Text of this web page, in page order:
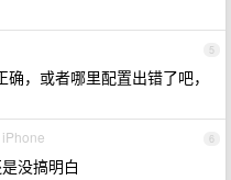
5
，或者哪里配置出错了吧，
6
没搞明白